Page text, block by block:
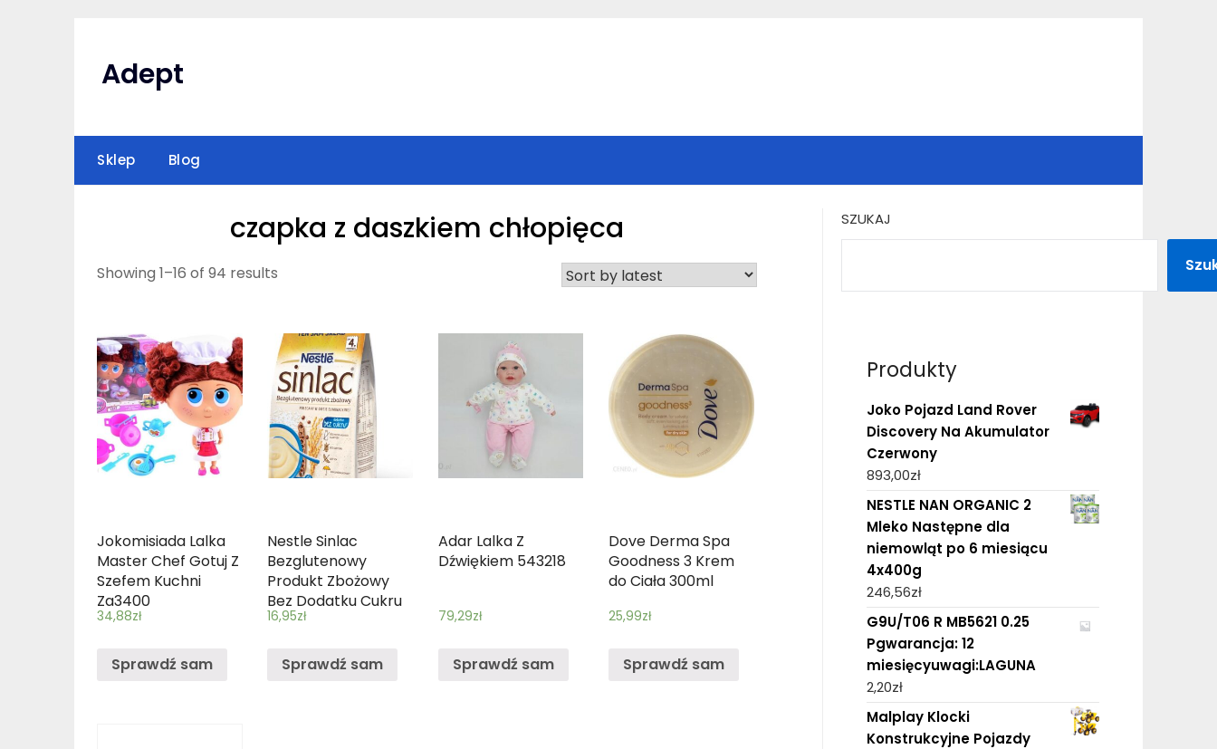
Adept
Sklep Blog
czapka z daszkiem chłopięca
Showing 1–16 of 94 results
Jokomisiada Lalka
Master Chef Gotuj Z
Szefem Kuchni
Za3400
34,88zł
Sprawdź sam
Nestle Sinlac
Bezglutenowy
Produkt Zbożowy
Bez Dodatku Cukru
dla niemowląt po 4
16,95zł
Sprawdź sam
Adar Lalka Z
Dźwiękiem 543218
79,29zł
Sprawdź sam
Dove Derma Spa
Goodness 3 Krem
do Ciała 300ml
25,99zł
Sprawdź sam
SZUKAJ
Produkty
Joko Pojazd Land Rover
Discovery Na Akumulator
Czerwony
893,00zł
NESTLE NAN ORGANIC 2
Mleko Następne dla
niemowląt po 6 miesiącu
4x400g
246,56zł
G9U/T06 R MB5621 0.25
Pgwarancja: 12
miesięcyuwagi:LAGUNA
2,20zł
Malplay Klocki
Konstrukcyjne Pojazdy